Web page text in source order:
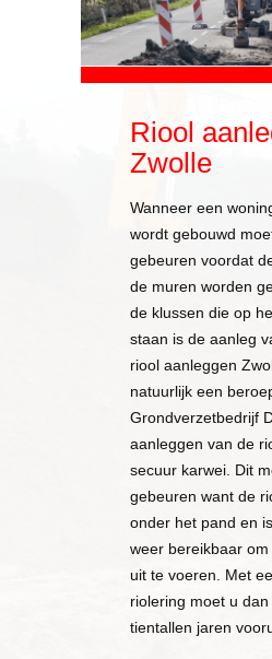
Riool
Zwolle
Wanneer een
wordt gebouwd
gebeuren voordat
de muren worden
de klussen die op
staan is de aanleg
riool aanleggen
natuurlijk een
Grondverzetbedrijf
aanleggen van de
secuur karwei. Dit
gebeuren want de
onder het pand en
weer bereikbaar
uit te voeren. Met
riolering moet u
tientallen jaren